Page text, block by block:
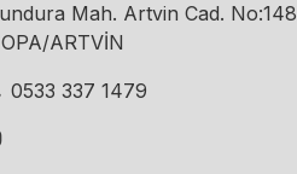
Mah. Artvin Cad. No:148
ARTVİN
0533 337 1479